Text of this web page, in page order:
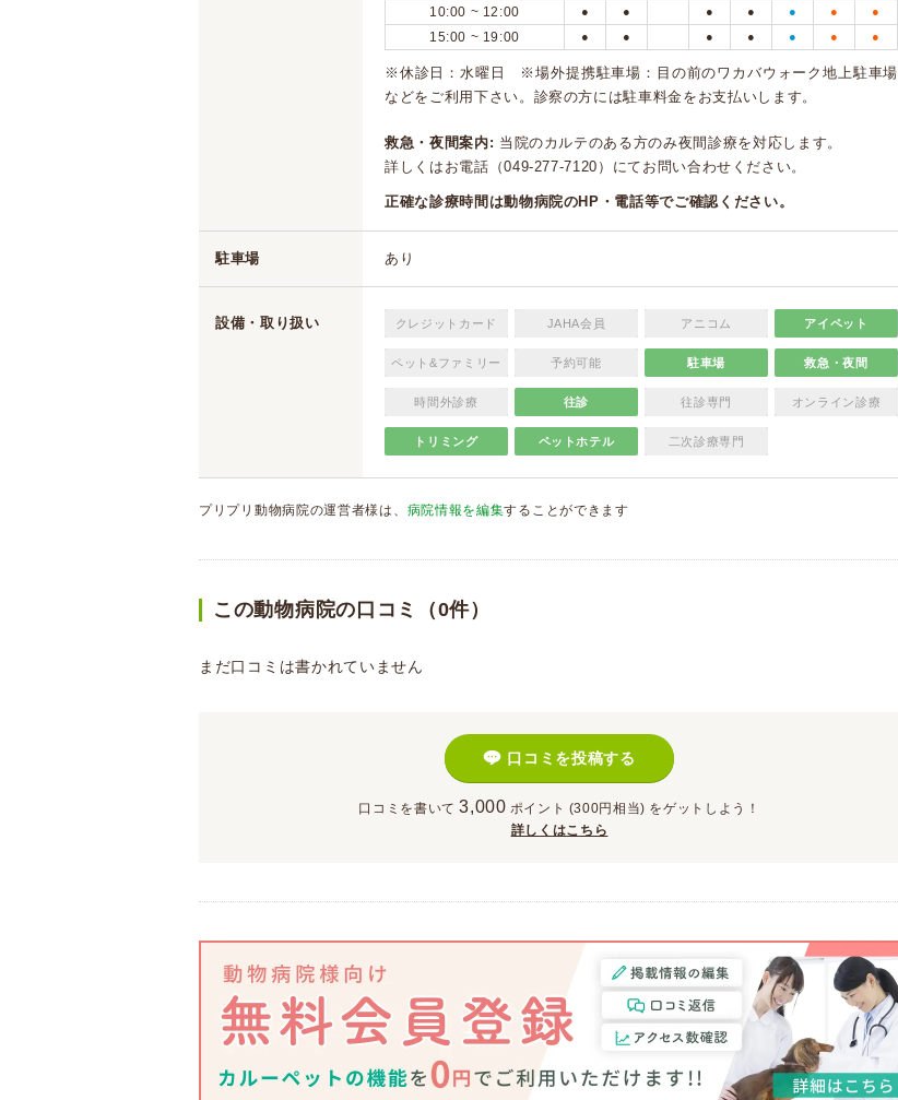
10:00 ~ 12:00
● ● ● ● ● ● ●
15:00 ~ 19:00 ● ● ● ● ● ● ●
※休診日：水曜日 ※場外提携駐車場：目の前のワカバウォーク地上駐車場
などをご利用下さい。診察の方には駐車料金をお支払いします。
救急・夜間案内: 当院のカルテのある方のみ夜間診療を対応します。
詳しくはお電話（049-277-7120）にてお問い合わせください。
正確な診療時間は動物病院のHP・電話等でご確認ください。
駐車場 あり
設備・取り扱い クレジットカード JAHA会員 アニコム アイペット
ペット&ファミリー 予約可能 駐車場 救急・夜間
時間外診療 往診 往診専門 オンライン診療
トリミング ペットホテル 二次診療専門
プリプリ動物病院の運営者様は、 病院情報を編集することができます
この動物病院の口コミ（0件）
まだ口コミは書かれていません
口コミを投稿する
口コミを書いて 3,000 ポイント (300円相当) をゲットしよう！
詳しくはこちら